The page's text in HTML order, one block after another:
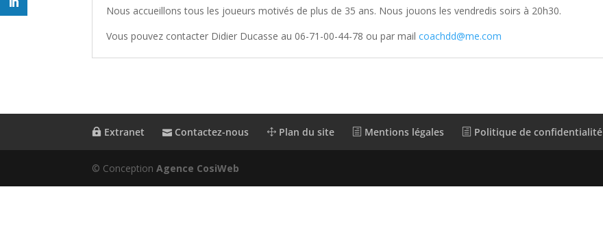
Nous accueillons tous les joueurs motivés de plus de 35 ans. Nous jouons les vendredis soirs à 20h30.
Vous pouvez contacter Didier Ducasse au 06-71-00-44-78 ou par mailcoachdd@me.com
Extranet Contactez-nous Plan du site Mentions légales Politique de confidentialité
© ConceptionAgence CosiWeb